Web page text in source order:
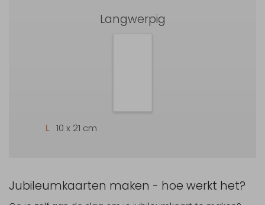
Langwerpig
L 10 x 21 cm
Jubileumkaarten maken - hoe werkt het?